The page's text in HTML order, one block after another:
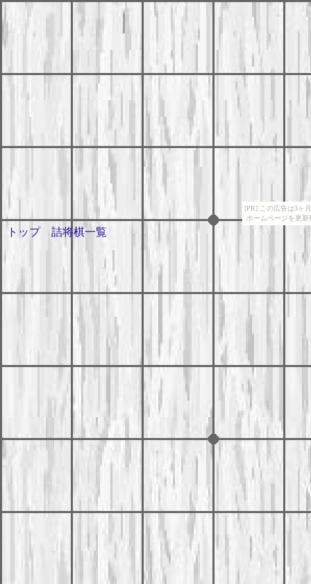
[PR] この広告は3ヶ
ホームページを更
トップ 詰将棋一覧